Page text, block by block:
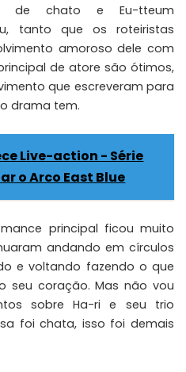
de chato e Eu-tteum
tanto que os roteiristas
amoroso dele com
de atore são ótimos,
que escreveram para
drama tem.
Live-action - Série
o Arco East Blue
principal ficou muito
andando em círculos
e voltando fazendo o que
seu coração. Mas não vou
sobre Ha-ri e seu trio
foi chata, isso foi demais